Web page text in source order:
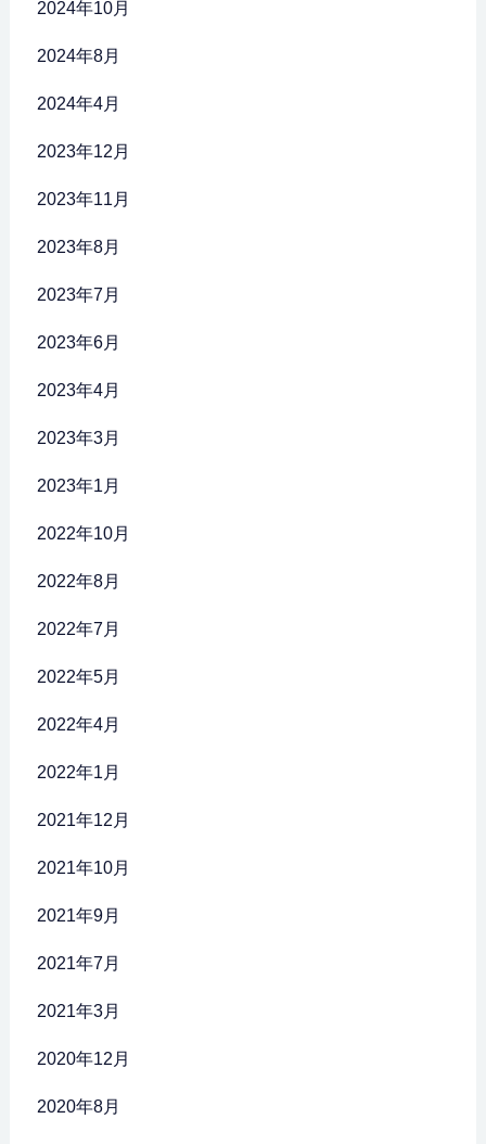
2024年10月
2024年8月
2024年4月
2023年12月
2023年11月
2023年8月
2023年7月
2023年6月
2023年4月
2023年3月
2023年1月
2022年10月
2022年8月
2022年7月
2022年5月
2022年4月
2022年1月
2021年12月
2021年10月
2021年9月
2021年7月
2021年3月
2020年12月
2020年8月